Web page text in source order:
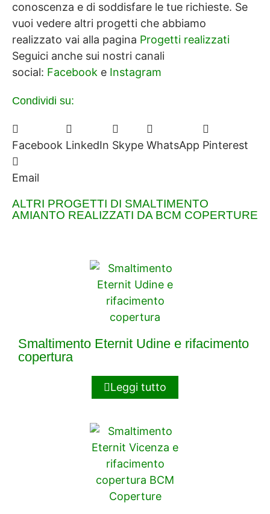
conoscenza e di soddisfare le tue richieste. Se
vuoi vedere altri progetti che abbiamo
realizzato vai alla pagina Progetti realizzati
Seguici anche sui nostri canali
social: Facebook e Instagram
Condividi su:
Facebook LinkedIn Skype WhatsApp Pinterest
Email
ALTRI PROGETTI DI SMALTIMENTO
AMIANTO REALIZZATI DA BCM COPERTURE
Smaltimento Eternit Udine e rifacimento
copertura
Leggi tutto